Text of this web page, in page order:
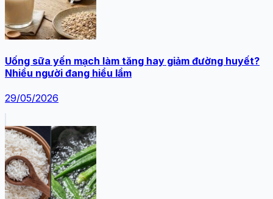
Uống sữa yến mạch làm tăng hay giảm đường huyết?
Nhiều người đang hiểu lầm
29/05/2026